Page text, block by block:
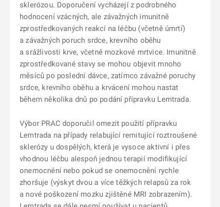
sklerózou. Doporučení vycházejí z podrobného
hodnocení vzácných, ale závažných imunitně
zprostředkovaných reakcí na léčbu (včetně úmrtí)
a závažných poruch srdce, krevního oběhu
a srážlivosti krve, včetně mozkové mrtvice. Imunitně
zprostředkované stavy se mohou objevit mnoho
měsíců po poslední dávce, zatímco závažné poruchy
srdce, krevního oběhu a krvácení mohou nastat
během několika dnů po podání přípravku Lemtrada.
Výbor PRAC doporučil omezit použití přípravku
Lemtrada na případy relabující remitující roztroušené
sklerózy u dospělých, která je vysoce aktivní i přes
vhodnou léčbu alespoň jednou terapií modifikující
onemocnění nebo pokud se onemocnění rychle
zhoršuje (výskyt dvou a více těžkých relapsů za rok
a nové poškození mozku zjištěné MRI zobrazením).